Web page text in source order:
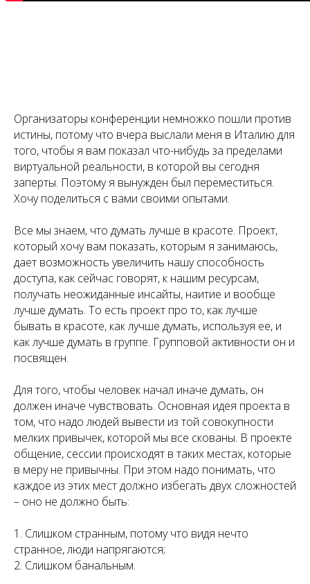
Организаторы конференции немножко пошли против
истины, потому что вчера выслали меня в Италию для
того, чтобы я вам показал что-нибудь за пределами
виртуальной реальности, в которой вы сегодня
заперты. Поэтому я вынужден был переместиться.
Хочу поделиться с вами своими опытами.
Все мы знаем, что думать лучше в красоте. Проект,
который хочу вам показать, которым я занимаюсь,
дает возможность увеличить нашу способность
доступа, как сейчас говорят, к нашим ресурсам,
получать неожиданные инсайты, наитие и вообще
лучше думать. То есть проект про то, как лучше
бывать в красоте, как лучше думать, используя ее, и
как лучше думать в группе. Групповой активности он и
посвящен.
Для того, чтобы человек начал иначе думать, он
должен иначе чувствовать. Основная идея проекта в
том, что надо людей вывести из той совокупности
мелких привычек, которой мы все скованы. В проекте
общение, сессии происходят в таких местах, которые
в меру не привычны. При этом надо понимать, что
каждое из этих мест должно избегать двух сложностей
– оно не должно быть:
1. Слишком странным, потому что видя нечто
странное, люди напрягаются;
2. Слишком банальным.